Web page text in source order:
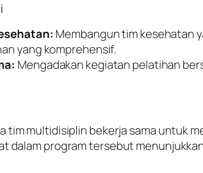
Membangun tim kesehatan
yang komprehensif.
Mengadakan kegiatan pelatihan
tim multidisiplin bekerja sama untuk
dalam program tersebut